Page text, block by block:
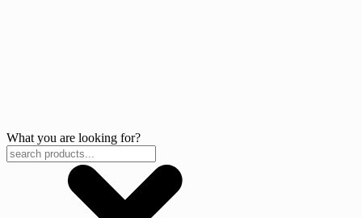
What you are looking for?